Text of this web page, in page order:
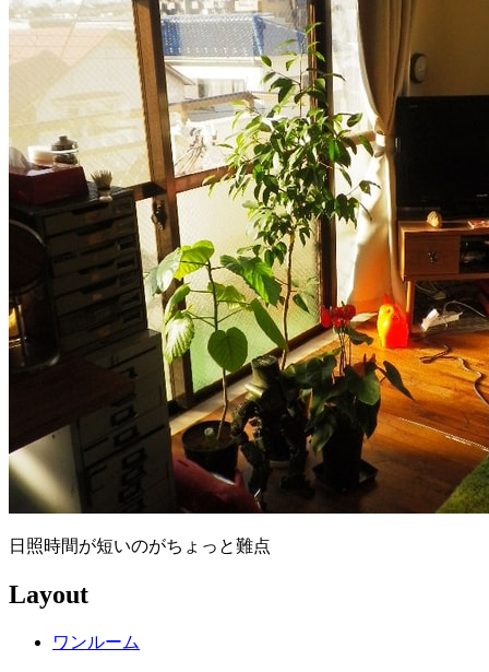
日照時間が短いのがちょっと難点
Layout
ワンルーム